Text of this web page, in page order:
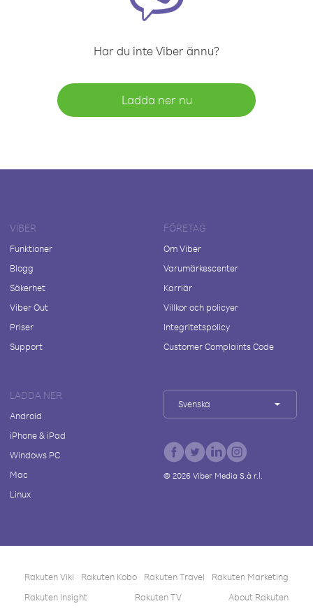
Har du inte Viber ännu?
Ladda ner nu
VIBER
Funktioner
Blogg
Säkerhet
Viber Out
Priser
Support
FÖRETAG
Om Viber
Varumärkescenter
Karriär
Villkor och policyer
Integritetspolicy
Customer Complaints Code
LADDA NER
Android
iPhone & iPad
Windows PC
Mac
Linux
Svenska
© 2026Viber Media S.à r.l.
Rakuten Viki Rakuten Kobo Rakuten Travel
Rakuten Marketing
Rakuten Insight
Rakuten TV About Rakuten